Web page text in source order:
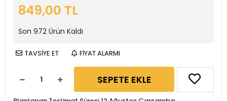
849,00 TL
Son 972 Ürün Kaldı
TAVSİYE ET FİYAT ALARMI
SEPETE EKLE